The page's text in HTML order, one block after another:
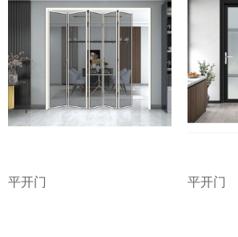
平开门 平开门